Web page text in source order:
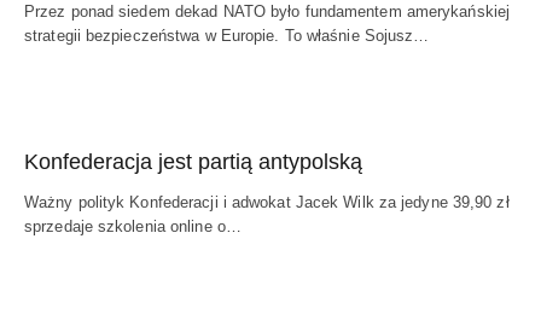
Przez ponad siedem dekad NATO było fundamentem amerykańskiej
strategii bezpieczeństwa w Europie. To właśnie Sojusz…
Konfederacja jest partią antypolską
Ważny polityk Konfederacji i adwokat Jacek Wilk za jedyne 39,90 zł
sprzedaje szkolenia online o…